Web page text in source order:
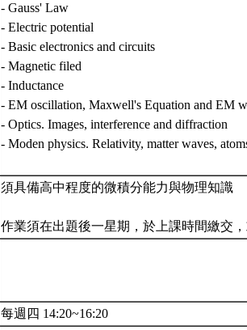
- Gauss' Law
- Electric potential
- Basic electronics and circuits
- Magnetic filed
- Inductance
- EM oscillation, Maxwell's Equation and EM
- Optics. Images, interference and diffraction
- Moden physics. Relativity, matter waves,
須具備高中程度的微積分能力與物理知識
作業須在出題後一星期，於上課時間繳交
每週四 14:20~16:20